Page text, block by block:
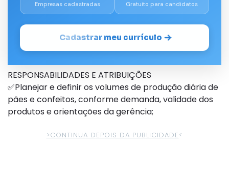
Empresas cadastradas Gratuito para candidatos
Cadastrar meu currículo
RESPONSABILIDADES E ATRIBUIÇÕES
✅Planejar e definir os volumes de produção diária de
pães e confeitos, conforme demanda, validade dos
produtos e orientações da gerência;
>CONTINUA DEPOIS DA PUBLICIDADE<